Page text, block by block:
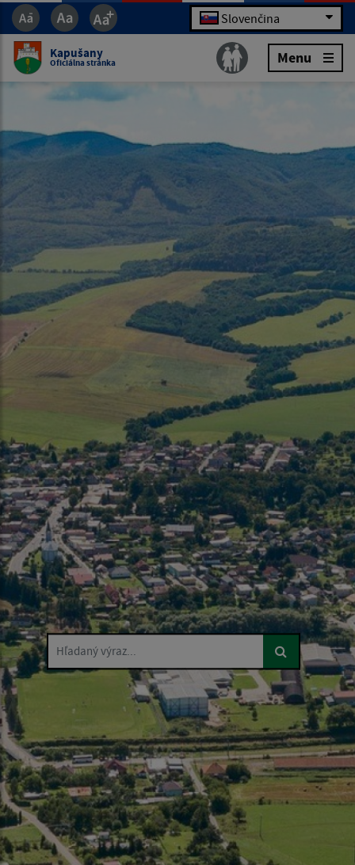
Slovenčina
Kapušany
Oficiálna stránka Menu
Hľadaný výraz...